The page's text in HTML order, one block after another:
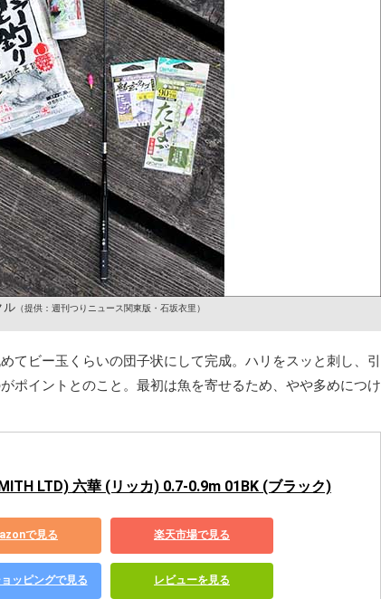
ル（提供：週刊つりニュース関東版・石坂衣里）
てビー玉くらいの団子状にして完成。ハリをスッと刺し、引
ポイントとのこと。最初は魚を寄せるため、やや多めにつけ
LTD) 六華 (リッカ) 0.7-0.9m 01BK (ブラック)
で見る 楽天市場で見る
ッピングで見る レビューを見る